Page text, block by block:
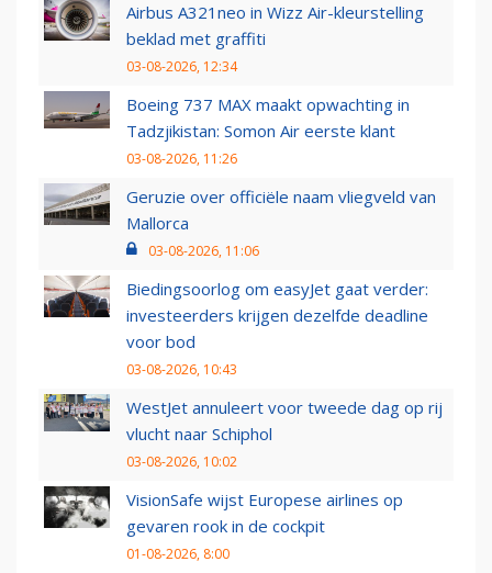
Airbus A321neo in Wizz Air-kleurstelling
beklad met graffiti
03-08-2026, 12:34
Boeing 737 MAX maakt opwachting in
Tadzjikistan: Somon Air eerste klant
03-08-2026, 11:26
Geruzie over officiële naam vliegveld van
Mallorca
03-08-2026, 11:06
Biedingsoorlog om easyJet gaat verder:
investeerders krijgen dezelfde deadline
voor bod
03-08-2026, 10:43
WestJet annuleert voor tweede dag op rij
vlucht naar Schiphol
03-08-2026, 10:02
VisionSafe wijst Europese airlines op
gevaren rook in de cockpit
01-08-2026, 8:00